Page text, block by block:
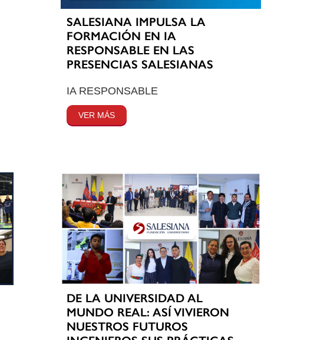
SALESIANA IMPULSA LA
FORMACIÓN EN IA
RESPONSABLE EN LAS
PRESENCIAS SALESIANAS
IA RESPONSABLE
VER MÁS
DE LA UNIVERSIDAD AL
MUNDO REAL: ASÍ VIVIERON
NUESTROS FUTUROS